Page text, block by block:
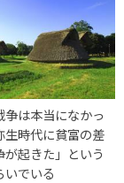
争は本当になかっ
生時代に貧富の差
起きた」という
いでいる